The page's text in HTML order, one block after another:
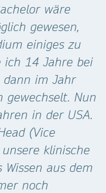
wäre
gewesen,
einiges zu
ich 14 Jahre bei
dann im Jahr
gewechselt. Nun
in der USA.
(Vice
klinische
aus dem
noch